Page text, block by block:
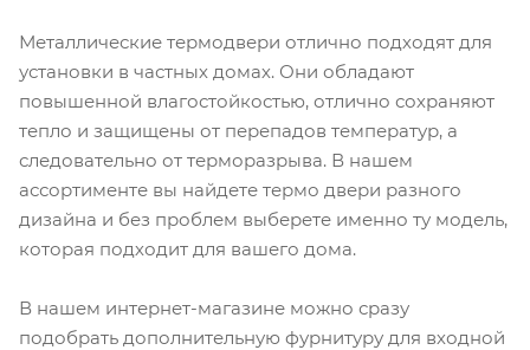
Металлические термодвери отлично подходят для
установки в частных домах. Они обладают
повышенной влагостойкостью, отлично сохраняют
тепло и защищены от перепадов температур, а
следовательно от терморазрыва. В нашем
ассортименте вы найдете термо двери разного
дизайна и без проблем выберете именно ту модель,
которая подходит для вашего дома.
В нашем интернет-магазине можно сразу
подобрать дополнительную фурнитуру для входной